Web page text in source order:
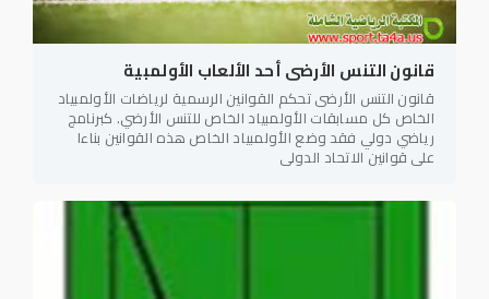
قانون التنس الأرضى أحد الألعاب الأولمبية
قانون التنس الأرضى تحكم القوانين الرسمية لرياضات الأولمبياد
الخاص كل مسابقات الأولمبياد الخاص للتنس الأرضي. كبرنامج
رياضي دولي فقد وضع الأولمبياد الخاص هذه القوانين بناءا
على قوانين الاتحاد الدولي